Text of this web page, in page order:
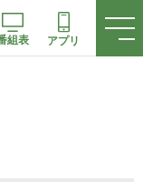
組表 アプリ